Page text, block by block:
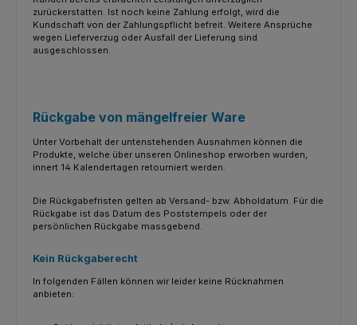
zurückerstatten. Ist noch keine Zahlung erfolgt, wird die
Kundschaft von der Zahlungspflicht befreit. Weitere Ansprüche
wegen Lieferverzug oder Ausfall der Lieferung sind
ausgeschlossen.
Rückgabe von mängelfreier Ware
Unter Vorbehalt der untenstehenden Ausnahmen können die
Produkte, welche über unseren Onlineshop erworben wurden,
innert 14 Kalendertagen retourniert werden.
Die Rückgabefristen gelten ab Versand- bzw. Abholdatum. Für die
Rückgabe ist das Datum des Poststempels oder der
persönlichen Rückgabe massgebend.
Kein Rückgaberecht
In folgenden Fällen können wir leider keine Rücknahmen
anbieten: